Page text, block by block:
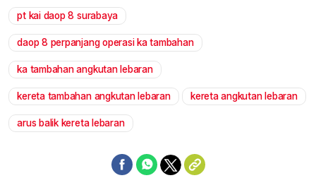
pt kai daop 8 surabaya
daop 8 perpanjang operasi ka tambahan
ka tambahan angkutan lebaran
kereta tambahan angkutan lebaran kereta angkutan lebaran
arus balik kereta lebaran